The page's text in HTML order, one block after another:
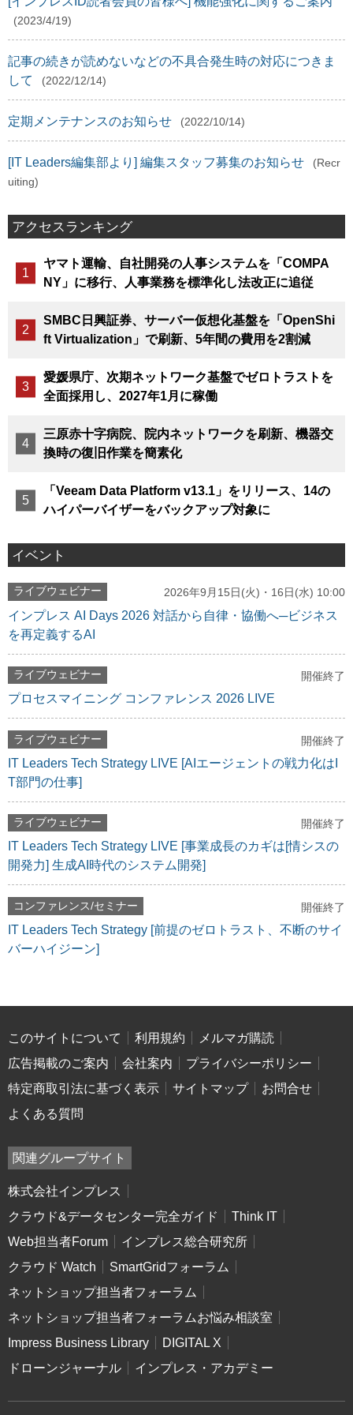
(2023/4/19)
記事の続きが読めないなどの不具合発生時の対応につきま
して
(2022/12/14)
定期メンテナンスのお知らせ (2022/10/14)
[IT Leaders編集部より] 編集スタッフ募集のお知らせ
(Recr
uiting)
アクセスランキング
ヤマト運輸、自社開発の人事システムを「COMPA
NY」に移行、人事業務を標準化し法改正に追従
SMBC日興証券、サーバー仮想化基盤を「OpenShi
ft Virtualization」で刷新、5年間の費用を2割減
愛媛県庁、次期ネットワーク基盤でゼロトラストを
全面採用し、2027年1月に稼働
三原赤十字病院、院内ネットワークを刷新、機器交
換時の復旧作業を簡素化
「Veeam Data Platform v13.1」をリリース、14の
ハイパーバイザーをバックアップ対象に
イベント
ライブウェビナー 2026年9月15日(火)・16日(水) 10:00
インプレス AI Days 2026 対話から自律・協働へ─ビジネス
を再定義するAI
ライブウェビナー 開催終了
プロセスマイニング コンファレンス 2026 LIVE
ライブウェビナー 開催終了
IT Leaders Tech Strategy LIVE [AIエージェントの戦力化はI
T部門の仕事]
ライブウェビナー 開催終了
IT Leaders Tech Strategy LIVE [事業成長のカギは[情シスの
開発力] 生成AI時代のシステム開発]
コンファレンス/セミナー 開催終了
IT Leaders Tech Strategy [前提のゼロトラスト、不断のサイ
バーハイジーン]
このサイトについて 利用規約
メルマガ購読
広告掲載のご案内
会社案内
プライバシーポリシー
特定商取引法に基づく表示
サイトマップ
お問合せ
よくある質問
関連グループサイト
株式会社インプレス
クラウド&データセンター完全ガイド
Think IT
Web担当者Forum
インプレス総合研究所
クラウド Watch
SmartGridフォーラム
ネットショップ担当者フォーラム
ネットショップ担当者フォーラムお悩み相談室
Impress Business Library
DIGITAL X
ドローンジャーナル
インプレス・アカデミー